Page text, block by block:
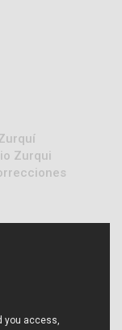
Zurqui